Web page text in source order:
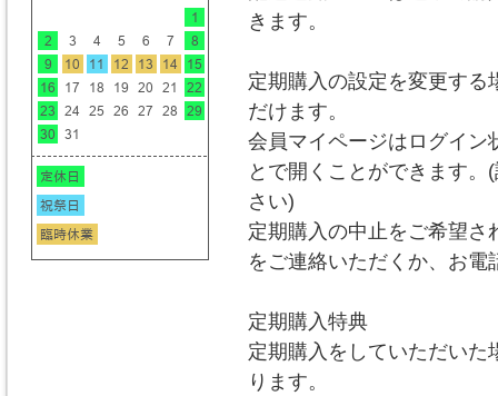
きます。
定期購入の設定を変更す
だけます。
会員マイページはログイン
とで開くことができます
さい)
定期購入の中止をご希望
をご連絡いただくか、お
定期購入特典
定期購入をしていただい
ります。